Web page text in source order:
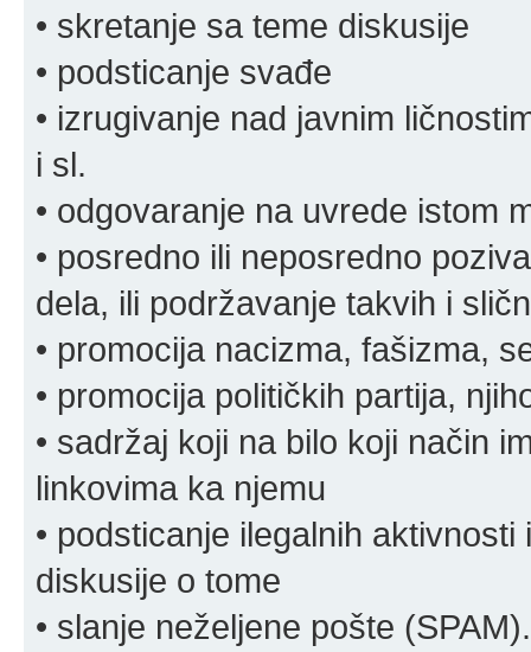
• skretanje sa teme diskusije
• podsticanje svađe
• izrugivanje nad javnim
i sl.
• odgovaranje na uvrede istom
• posredno ili neposredno
dela, ili podržavanje takvih i
• promocija nacizma, fašizma,
• promocija političkih partija,
• sadržaj koji na bilo koji način
linkovima ka njemu
• podsticanje ilegalnih
diskusije o tome
• slanje neželjene pošte